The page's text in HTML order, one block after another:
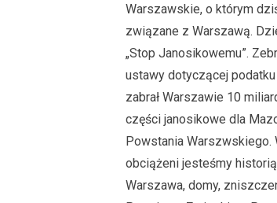
Warszawskie, o którym
związane z Warszawą.
„Stop Janosikowemu”.
ustawy dotyczącej
zabrał Warszawie 10
części janosikowe dla
Powstania
obciążeni jesteśmy
Warszawa, domy,